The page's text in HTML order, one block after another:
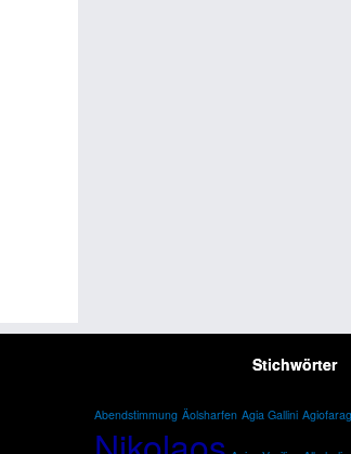
Stichwörter
Abendstimmung Äolsharfen Agia Gallini